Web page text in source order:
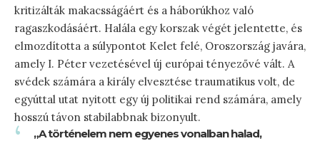
kritizálták makacsságáért és a háborúkhoz való
ragaszkodásáért. Halála egy korszak végét jelentette, és
elmozdította a súlypontot Kelet felé, Oroszország javára,
amely I. Péter vezetésével új európai tényezővé vált. A
svédek számára a király elvesztése traumatikus volt, de
egyúttal utat nyitott egy új politikai rend számára, amely
hosszú távon stabilabbnak bizonyult.
„A történelem nem egyenes vonalban halad,